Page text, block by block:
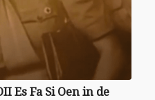
Es Fa Si Oen in de